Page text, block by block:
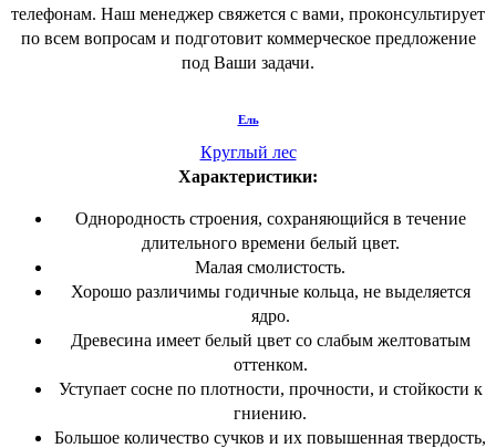
телефонам. Наш менеджер свяжется с вами, проконсультирует
по всем вопросам и подготовит коммерческое предложение
под Ваши задачи.
Ель
Круглый лес
Характеристики:
Однородность строения, сохраняющийся в течение
длительного времени белый цвет.
Малая смолистость.
Хорошо различимы годичные кольца, не выделяется
ядро.
Древесина имеет белый цвет со слабым желтоватым
оттенком.­
Уступает сосне по плотности, прочности, и стойкости к
гниению.
Большое количество сучков и их повышенная твердость,